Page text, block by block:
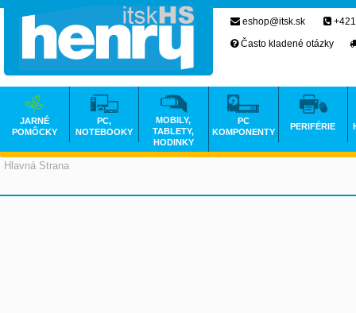
Hlavná Strana
eshop@itsk.sk
Často kladené otázky
JARNÉ
POMÔCKY
PC,
NOTEBOOKY
MOBILY,
TABLETY,
HODINKY
PC
KOMPONENTY
PERIFÉRIE